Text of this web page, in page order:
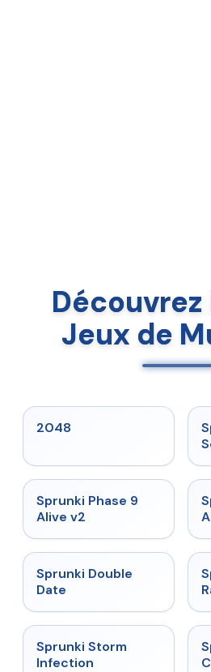
Découvrez
Jeux de
2048
★
Sprunki Phase 9
Alive v2
★
Sprunki Double
Date
★
Sprunki Storm
Infection